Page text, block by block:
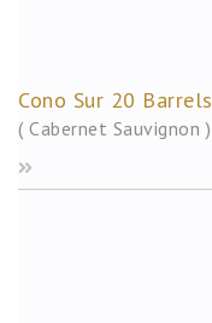
Cono Sur 20 Barrels
( Cabernet Sauvignon )